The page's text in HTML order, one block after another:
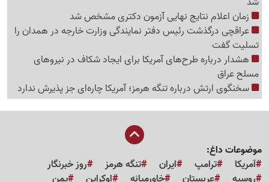
زمان اعلام نتایج نهایی آزمون دکتری مشخص شد
عراقچی درگذشت رئیس دفتر نمایندگی وزارت خارجه در همدان را
تسلیت گفت
هشدار درباره طرح‌های آمریکا برای ایجاد شکاف در نیروهای
مسلح عراق
سخنگوی ارتش درباره تنگه هرمز؛ آمریکا چاره‌ای جز پذیرش ندارد
موضوعات داغ:
آمریکا
ترامپ ایران تنگه هرمز
روز خبرنگار
روسیه
عربستان خاورمیانه اوکراین یمن